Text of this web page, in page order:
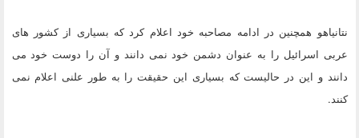
نتانیاهو همچنین در ادامه مصاحبه خود اعلام کرد که بسیاری از کشور های
عربی اسرائیل را به عنوان دشمن خود نمی دانند و آن را دوست خود می
دانند و این در حالیست که بسیاری این حقیقت را به طور علنی اعلام نمی
کنند.